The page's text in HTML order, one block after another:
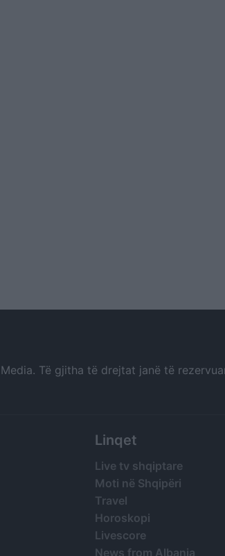
Të gjitha të drejtat janë të
Linqet
Live tv shqiptare
Moti në Shqipëri
Travel
Horoskopi
Livescore
News from Albania